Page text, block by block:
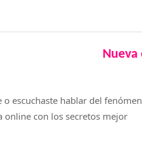
Nueva
escuchaste hablar del
online con los secretos mejor